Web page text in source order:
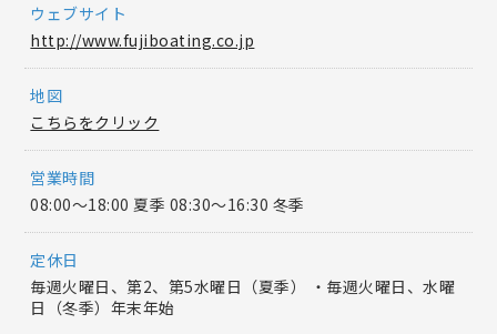
ウェブサイト
http://www.fujiboating.co.jp
地図
こちらをクリック
営業時間
08:00〜18:00 夏季 08:30〜16:30 冬季
定休日
毎週火曜日、第2、第5水曜日（夏季） ・毎週火曜日、水曜
日（冬季）年末年始